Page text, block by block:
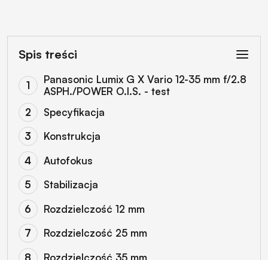
Spis treści
Panasonic Lumix G X Vario 12-35 mm f/2.8
ASPH./POWER O.I.S. - test
Specyfikacja
Konstrukcja
Autofokus
Stabilizacja
Rozdzielczość 12 mm
Rozdzielczość 25 mm
Rozdzielczość 35 mm